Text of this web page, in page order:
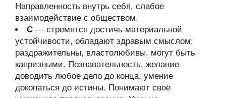
Направленность внутрь себя, слабое
взаимодействие с обществом.
С — стремятся достичь материальной
устойчивости, обладают здравым смыслом;
раздражительны, властолюбивы, могут быть
капризными. Познавательность, желание
доводить любое дело до конца, умение
докопаться до истины. Понимают своё